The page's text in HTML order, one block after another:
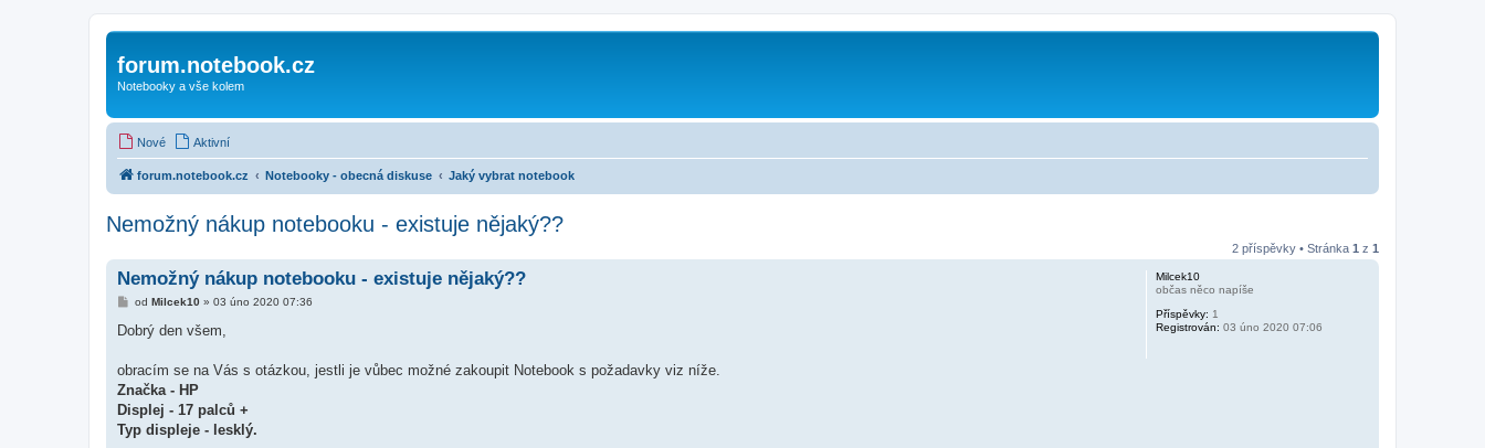
forum.notebook.cz
Notebooky a vše kolem
Nové Aktivní
forum.notebook.cz Notebooky - obecná diskuse Jaký vybrat notebook
Nemožný nákup notebooku - existuje nějaký??
2 příspěvky • Stránka 1 z 1
Milcek10
občas něco napíše
Příspěvky: 1
Registrován: 03 úno 2020 07:06
Nemožný nákup notebooku - existuje nějaký??
P
í
ě
e
k
od Milcek10» 03 úno 2020 07:36
Dobrý den všem,
obracím se na Vás s otázkou, jestli je vůbec možné zakoupit Notebook s požadavky viz níže.
Značka - HP
Displej - 17 palců +
Typ displeje - lesklý.